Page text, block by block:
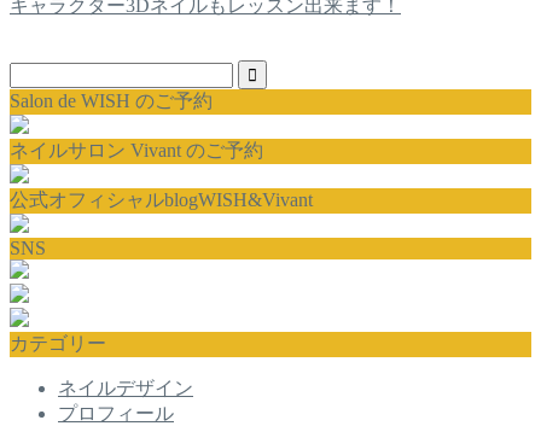
キャラクター3Dネイルもレッスン出来ます！
Salon de WISH のご予約
ネイルサロン Vivant のご予約
公式オフィシャルblogWISH&Vivant
SNS
カテゴリー
ネイルデザイン
プロフィール